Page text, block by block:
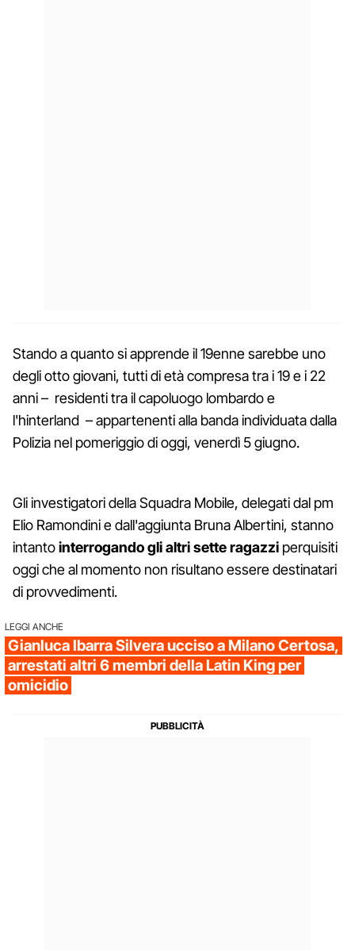
Stando a quanto si apprende il 19enne sarebbe uno
degli otto giovani, tutti di età compresa tra i 19 e i 22
anni – residenti tra il capoluogo lombardo e
l'hinterland – appartenenti alla banda individuata dalla
Polizia nel pomeriggio di oggi, venerdì 5 giugno.
Gli investigatori della Squadra Mobile, delegati dal pm
Elio Ramondini e dall'aggiunta Bruna Albertini, stanno
intantointerrogando gli altri sette ragazzi perquisiti
oggi che al momento non risultano essere destinatari
di provvedimenti.
LEGGI ANCHE
Gianluca Ibarra Silvera ucciso a Milano Certosa,
arrestati altri 6 membri della Latin King per
omicidio